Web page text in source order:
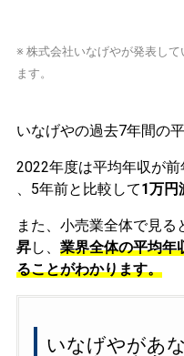
※ 株式会社いなげやが発表して
ます。
いなげやの過去7年間の
2022年度は平均年収が前
、5年前と比較して1万円
また、小売業全体で見
昇し、 業界全体の平均年
ることがわかります。
いなげやがあ